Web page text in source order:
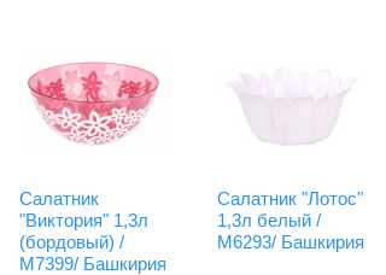
Салатник
"Виктория" 1,3л
(бордовый) /
М7399/ Башкирия
Салатник "Лотос"
1,3л белый /
М6293/ Башкирия